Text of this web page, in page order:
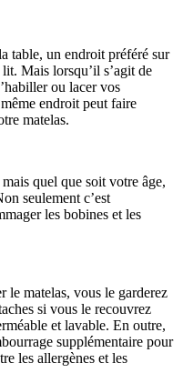
table, un endroit préféré sur
Mais lorsqu’il s’agit de
ou lacer vos
endroit peut faire
matelas.
quel que soit votre âge,
seulement c’est
les bobines et les
le matelas, vous le garderez
si vous le recouvrez
et lavable. En outre,
supplémentaire pour
les allergènes et les